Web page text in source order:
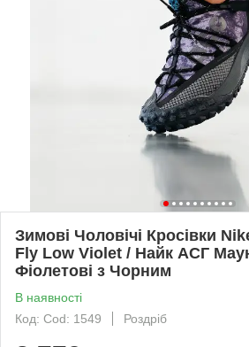
Зимові Чоловічі Кросівки
Fly Low Violet / Найк АСГ
Фіолетові з Чорним
В наявності
Код: Cod: 1549
Роздріб